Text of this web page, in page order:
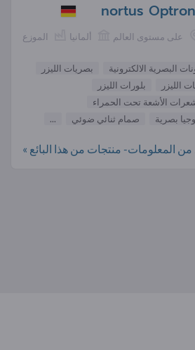
nortus
الموزع ألمانيا على مستوى العالم
البصرية الالكترونية
بصريات الليزر
الليزر
بلورات الليزر
الأشعة تحت الحمراء
بصرية
صمام ثنائي ضوئي ...
من المعلومات- منتجات من هذا البائع »